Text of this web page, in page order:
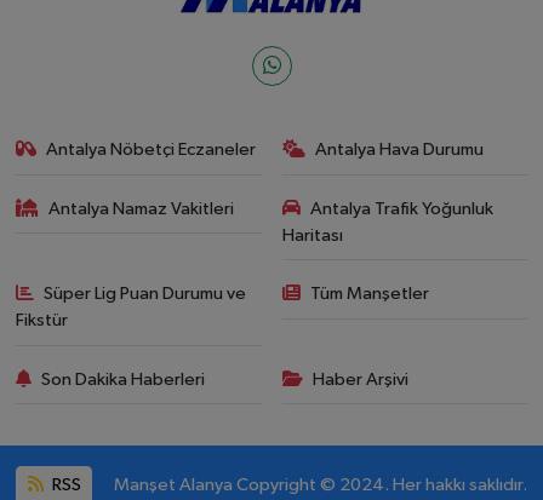
Antalya Nöbetçi Eczaneler Antalya Hava Durumu
Antalya Namaz Vakitleri
Antalya Trafik Yoğunluk
Haritası
Süper Lig Puan Durumu ve
Fikstür
Tüm Manşetler
Son Dakika Haberleri Haber Arşivi
RSS Manşet Alanya Copyright © 2024. Her hakkı saklıdır.